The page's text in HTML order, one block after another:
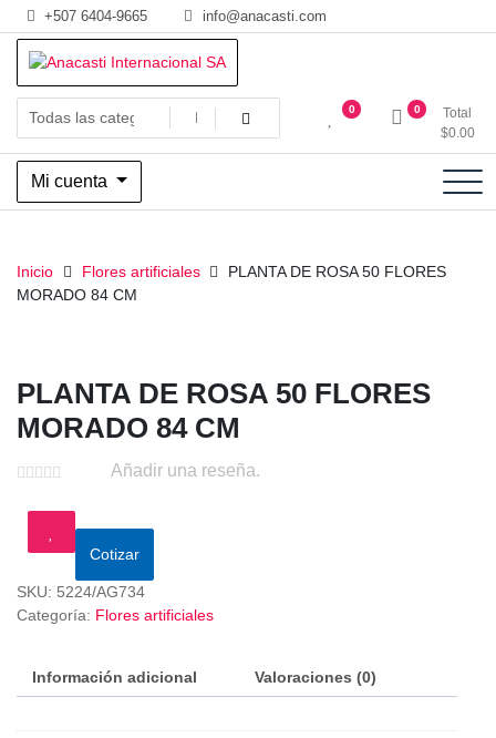
Saltar
al
contenido
+507 6404-9665 info@anacasti.com
Anacasti Internacional SA
Ventas de productos al por mayor de flores y plantas. juguetes,
navidad, religioso y adornos
0 0
Total
$0.00
Mi cuenta
Inicio Flores artificiales
PLANTA DE ROSA 50 FLORES
MORADO 84 CM
PLANTA DE ROSA 50 FLORES
MORADO 84 CM
Añadir una reseña.
Cotizar
SKU: 5224/AG734
Categoría: Flores artificiales
Información adicional Valoraciones (0)